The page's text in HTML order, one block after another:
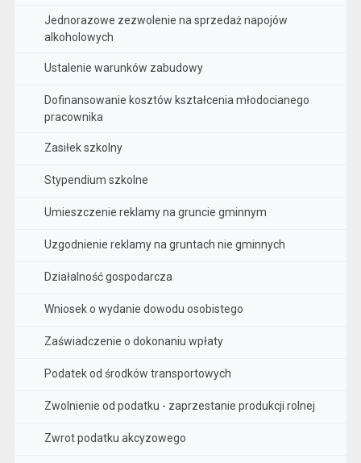
Jednorazowe zezwolenie na sprzedaż napojów
alkoholowych
Ustalenie warunków zabudowy
Dofinansowanie kosztów kształcenia młodocianego
pracownika
Zasiłek szkolny
Stypendium szkolne
Umieszczenie reklamy na gruncie gminnym
Uzgodnienie reklamy na gruntach nie gminnych
Działalność gospodarcza
Wniosek o wydanie dowodu osobistego
Zaświadczenie o dokonaniu wpłaty
Podatek od środków transportowych
Zwolnienie od podatku - zaprzestanie produkcji rolnej
Zwrot podatku akcyzowego